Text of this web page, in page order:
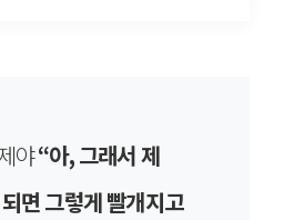
야“아, 그래서 제
면 그렇게 빨개지고